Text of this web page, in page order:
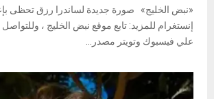
«نبض الخليج» صورة جديدة لساندرا رزق تحظى
إنستغرام للمزيد: تابع موقع نبض الخليج ، وللتواصل
علي فيسبوك وتويتر مصدر...